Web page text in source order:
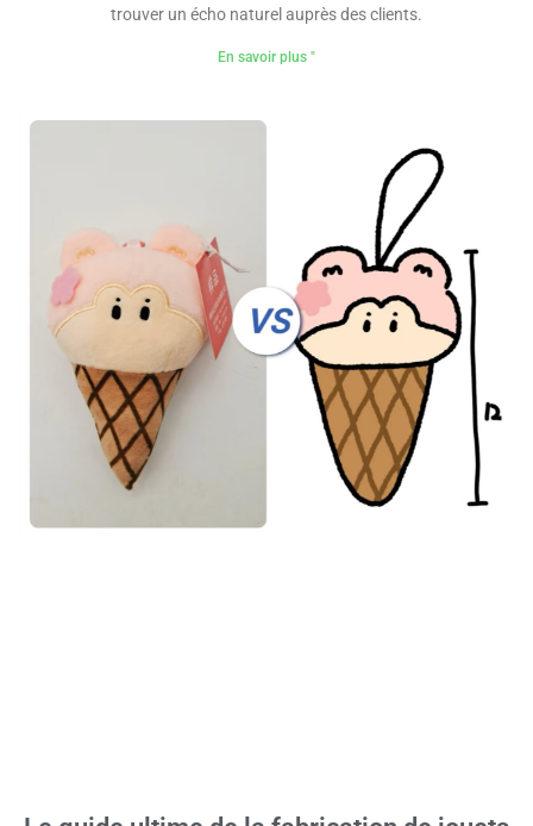
trouver un écho naturel auprès des clients.
En savoir plus "